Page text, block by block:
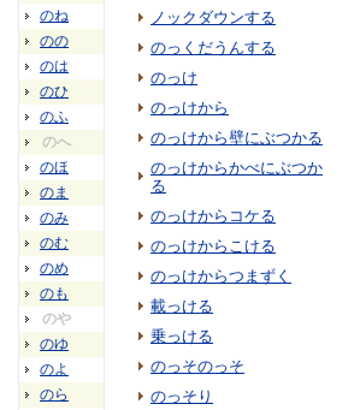
のね
のの
のは
のひ
のふ
のへ
のほ
のま
のみ
のむ
のめ
のも
のや
のゆ
のよ
のら
ノックダウンする
のっくだうんする
のっけ
のっけから
のっけから壁にぶつかる
のっけからかべにぶつか
る
のっけからコケる
のっけからこける
のっけからつまずく
載っける
乗っける
のっそのっそ
のっそり